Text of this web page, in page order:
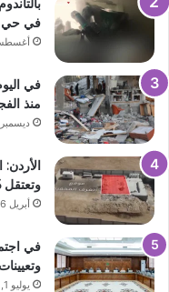
في حي
أغسطس 6,
منذ
ديسمبر 28, 2024
وتعتقل 16 مشتبهاً بهم
أبريل 16, 2025
في
يوليو 1, 2026